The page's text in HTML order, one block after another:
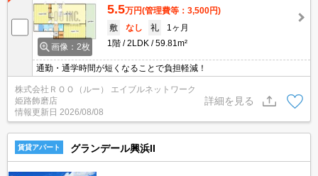
画像：2枚
5.5万円(管理費等：3,500円)
敷
なし 礼
1ヶ月
1階
2LDK 59.81m²
通勤・通学時間が短くなることで負担軽減！
株式会社ＲＯＯ（ルー） エイブルネットワーク
姫路飾磨店
情報更新日 2026/08/08
詳細を見る
賃貸アパート グランデール興浜II